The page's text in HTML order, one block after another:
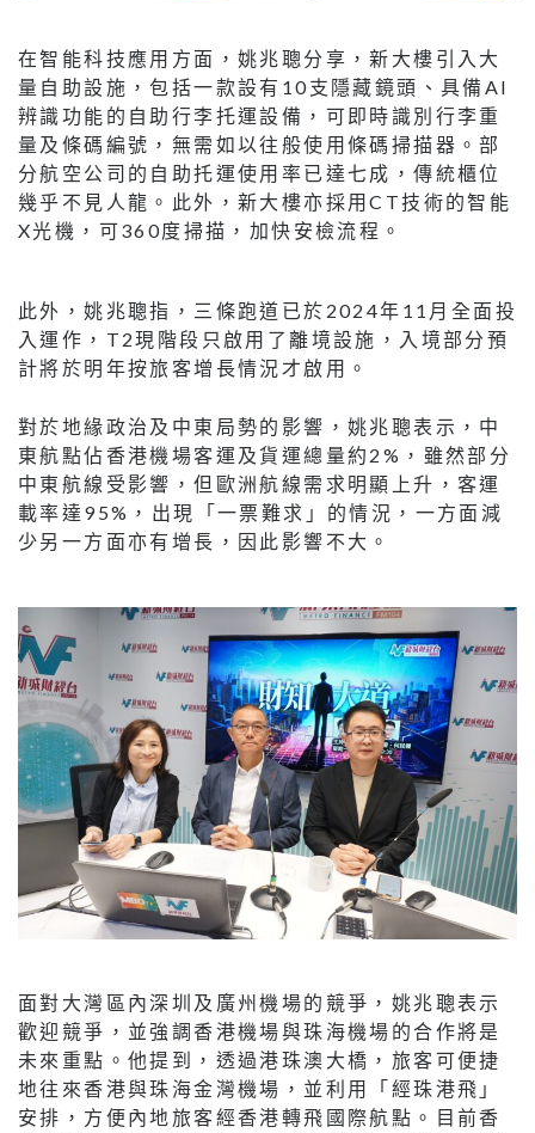
在智能科技應用方面，姚兆聰分享，新大樓引入大
量自助設施，包括一款設有10支隱藏鏡頭、具備AI
辨識功能的自助行李托運設備，可即時識別行李重
量及條碼編號，無需如以往般使用條碼掃描器。部
分航空公司的自助托運使用率已達七成，傳統櫃位
幾乎不見人龍。此外，新大樓亦採用CT技術的智能
X光機，可360度掃描，加快安檢流程。
此外，姚兆聰指，三條跑道已於2024年11月全面投
入運作，T2現階段只啟用了離境設施，入境部分預
計將於明年按旅客增長情況才啟用。
對於地緣政治及中東局勢的影響，姚兆聰表示，中
東航點佔香港機場客運及貨運總量約2%，雖然部分
中東航線受影響，但歐洲航線需求明顯上升，客運
載率達95%，出現「一票難求」的情況，一方面減
少另一方面亦有增長，因此影響不大。
面對大灣區內深圳及廣州機場的競爭，姚兆聰表示
歡迎競爭，並強調香港機場與珠海機場的合作將是
未來重點。他提到，透過港珠澳大橋，旅客可便捷
地往來香港與珠海金灣機場，並利用「經珠港飛」
安排，方便內地旅客經香港轉飛國際航點。目前香